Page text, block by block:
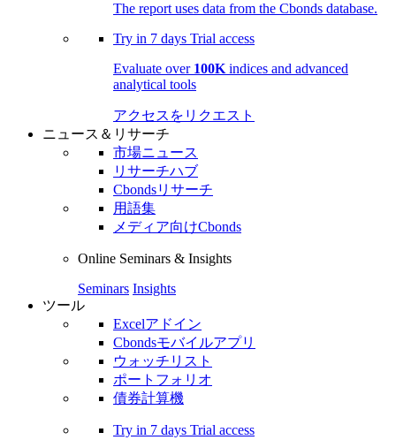
The report uses data from the Cbonds database.
Try in 7 days Trial access
Evaluate over 100K indices and advanced
analytical tools
アクセスをリクエスト
ニュース＆リサーチ
市場ニュース
リサーチハブ
Cbondsリサーチ
用語集
メディア向けCbonds
Online Seminars & Insights
Seminars Insights
ツール
Excelアドイン
Cbondsモバイルアプリ
ウォッチリスト
ポートフォリオ
債券計算機
Try in 7 days Trial access